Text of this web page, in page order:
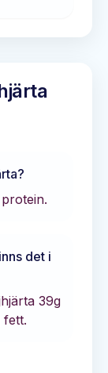
?
det i
39g
fett.